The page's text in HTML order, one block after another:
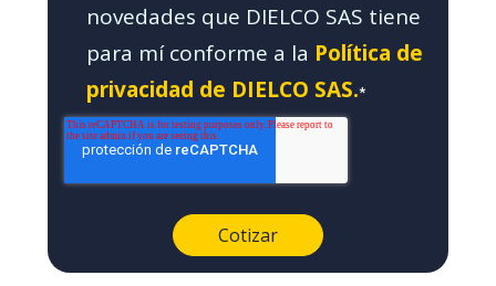
novedades que DIELCO SAS tiene
para mí conforme a la Política de
privacidad de DIELCO SAS.*